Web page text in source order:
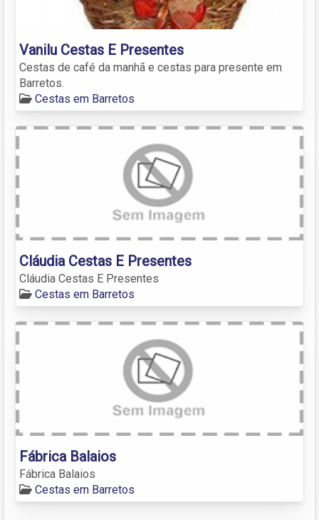
Vanilu Cestas E Presentes
Cestas de café da manhã e cestas para presente em
Barretos.
Cestas em Barretos
Cláudia Cestas E Presentes
Cláudia Cestas E Presentes
Cestas em Barretos
Fábrica Balaios
Fábrica Balaios
Cestas em Barretos